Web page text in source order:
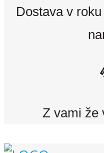
Dostava v roku
Z vami že